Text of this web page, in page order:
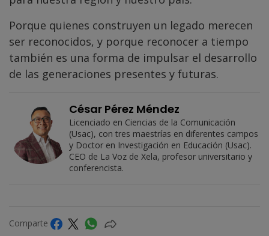
Porque quienes construyen un legado merecen
ser reconocidos, y porque reconocer a tiempo
también es una forma de impulsar el desarrollo
de las generaciones presentes y futuras.
César Pérez Méndez
Licenciado en Ciencias de la Comunicación
(Usac), con tres maestrías en diferentes campos
y Doctor en Investigación en Educación (Usac).
CEO de La Voz de Xela, profesor universitario y
conferencista.
Comparte